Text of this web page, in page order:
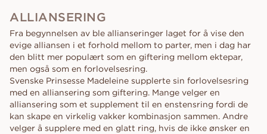
ALLIANSERING
Fra begynnelsen av ble allianseringer laget for å vise den
evige alliansen i et forhold mellom to parter, men i dag har
den blitt mer populært som en giftering mellom ektepar,
men også som en forlovelsesring.
Svenske Prinsesse Madeleine supplerte sin forlovelsesring
med en alliansering som giftering. Mange velger en
alliansering som et supplement til en enstensring fordi de
kan skape en virkelig vakker kombinasjon sammen. Andre
velger å supplere med en glatt ring, hvis de ikke ønsker en